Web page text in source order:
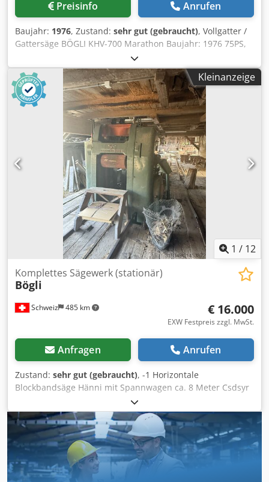
Zwischenverkauf vorbehalten Bei gebrauchten Maschinen
„gekauft wie besichtigt“ Bilder und Videos dienen als
Beispiel und stellen nicht den tatsächlichen Lieferumfang
dar Zahlungsbedingungen: Preise zzgl. gesetzl. MwSt.,
Zahlung vor Abholung bzw. Versand Lieferbedingungen:
ab Standort
Preisinfo Anrufen
Baujahr: 1976, Zustand: sehr gut (gebraucht), Vollgatter /
Gattersäge BÖGLI KHV-700 Marathon Baujahr: 1976 75PS,
380V, 50Hz max. Durchlass 710 mm Hub: 500 mm
Csdpopygliefx Ak Tjha mit Spaltkeil Marathon 2 sehr guter
Zustand - sofort verfügbar Standort: Österreich, nähe
Feldkirch
Kleinanzeige
1 / 12
Schweiz 485 km
Komplettes Sägewerk (stationär)
Bögli
€ 16.000
EXW Festpreis zzgl. MwSt.
Anfragen Anrufen
Zustand: sehr gut (gebraucht), -1 Horizontale
Blockbandsäge Hänni mit Spannwagen ca. 8 Meter Csdsyr
Dbuspfx Ak Teha Rollendurchmesser 1200 mm inkl.
Zubehör -Gatteranlage Bögli Durchlass 700 mm -
Spannwagen Hydraulisch mit Hilfswagen -Spaltkeil Mara
angetrieben -Rollengang Angetrieben Länge 6 Meter/
Gesamtlänge Ca. 12 Meter -Gattersägenschärfautomat
Vollmer -Handschränkappareat -Schärfmaschine für CV
Sägen Vollmer -Spreisselwagen /2 Elektro Kranen Und